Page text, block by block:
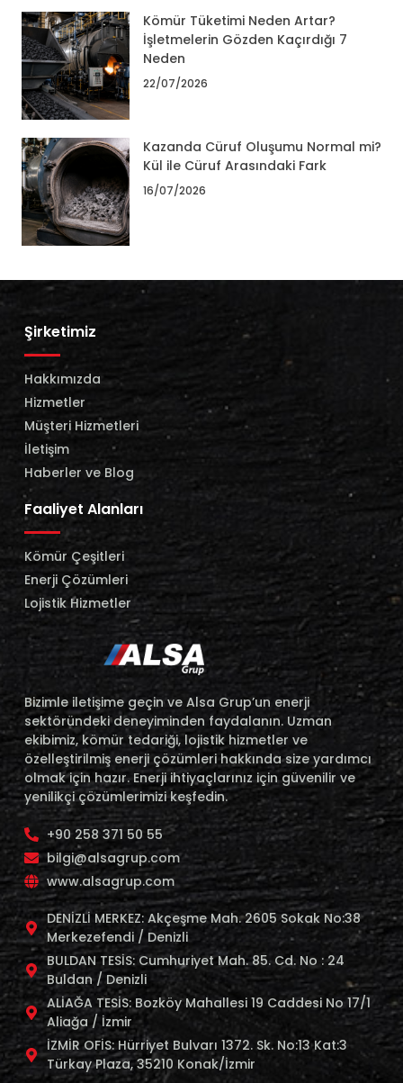
Kömür Tüketimi Neden Artar?
İşletmelerin Gözden Kaçırdığı 7
Neden
22/07/2026
Kazanda Cüruf Oluşumu Normal mi?
Kül ile Cüruf Arasındaki Fark
16/07/2026
Şirketimiz
Hakkımızda
Hizmetler
Müşteri Hizmetleri
İletişim
Haberler ve Blog
Faaliyet Alanları
Kömür Çeşitleri
Enerji Çözümleri
Lojistik Hizmetler
Bizimle iletişime geçin ve Alsa Grup’un enerji
sektöründeki deneyiminden faydalanın. Uzman
ekibimiz, kömür tedariği, lojistik hizmetler ve
özelleştirilmiş enerji çözümleri hakkında size yardımcı
olmak için hazır. Enerji ihtiyaçlarınız için güvenilir ve
yenilikçi çözümlerimizi keşfedin.
+90 258 371 50 55
bilgi@alsagrup.com
www.alsagrup.com
DENİZLİ MERKEZ: Akçeşme Mah. 2605 Sokak No:38
Merkezefendi / Denizli
BULDAN TESİS: Cumhuriyet Mah. 85. Cd. No : 24
Buldan / Denizli
ALİAĞA TESİS: Bozköy Mahallesi 19 Caddesi No 17/1
Aliağa / İzmir
İZMİR OFİS: Hürriyet Bulvarı 1372. Sk. No:13 Kat:3
Türkay Plaza, 35210 Konak/İzmir